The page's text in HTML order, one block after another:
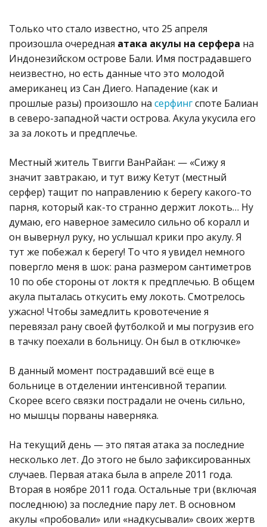
Только что стало известно, что 25 апреля
произошла очередная атака акулы на серфера на
Индонезийском острове Бали. Имя пострадавшего
неизвестно, но есть данные что это молодой
американец из Сан Диего. Нападение (как и
прошлые разы) произошло на серфингспоте Балиан
в северо-западной части острова. Акула укусила его
за за локоть и предплечье.
Местный житель Твигги ВанРайан: — «Сижу я
значит завтракаю, и тут вижу Кетут (местный
серфер) тащит по направлению к берегу какого-то
парня, который как-то странно держит локоть… Ну
думаю, его наверное замесило сильно об коралл и
он вывернул руку, но услышал крики про акулу. Я
тут же побежал к берегу! То что я увидел немного
повергло меня в шок: рана размером сантиметров
10 по обе стороны от локтя к предплечью. В общем
акула пыталась откусить ему локоть. Смотрелось
ужасно! Чтобы замедлить кровотечение я
перевязал рану своей футболкой и мы погрузив его
в тачку поехали в больницу. Он был в отключке»
В данный момент пострадавший всё еще в
больнице в отделении интенсивной терапии.
Скорее всего связки пострадали не очень сильно,
но мышцы порваны наверняка.
На текущий день — это пятая атака за последние
несколько лет. До этого не было зафиксированных
случаев. Первая атака была в апреле 2011 года.
Вторая в ноябре 2011 года. Остальные три (включая
последнюю) за последние пару лет. В основном
акулы «пробовали» или «надкусывали» своих жертв